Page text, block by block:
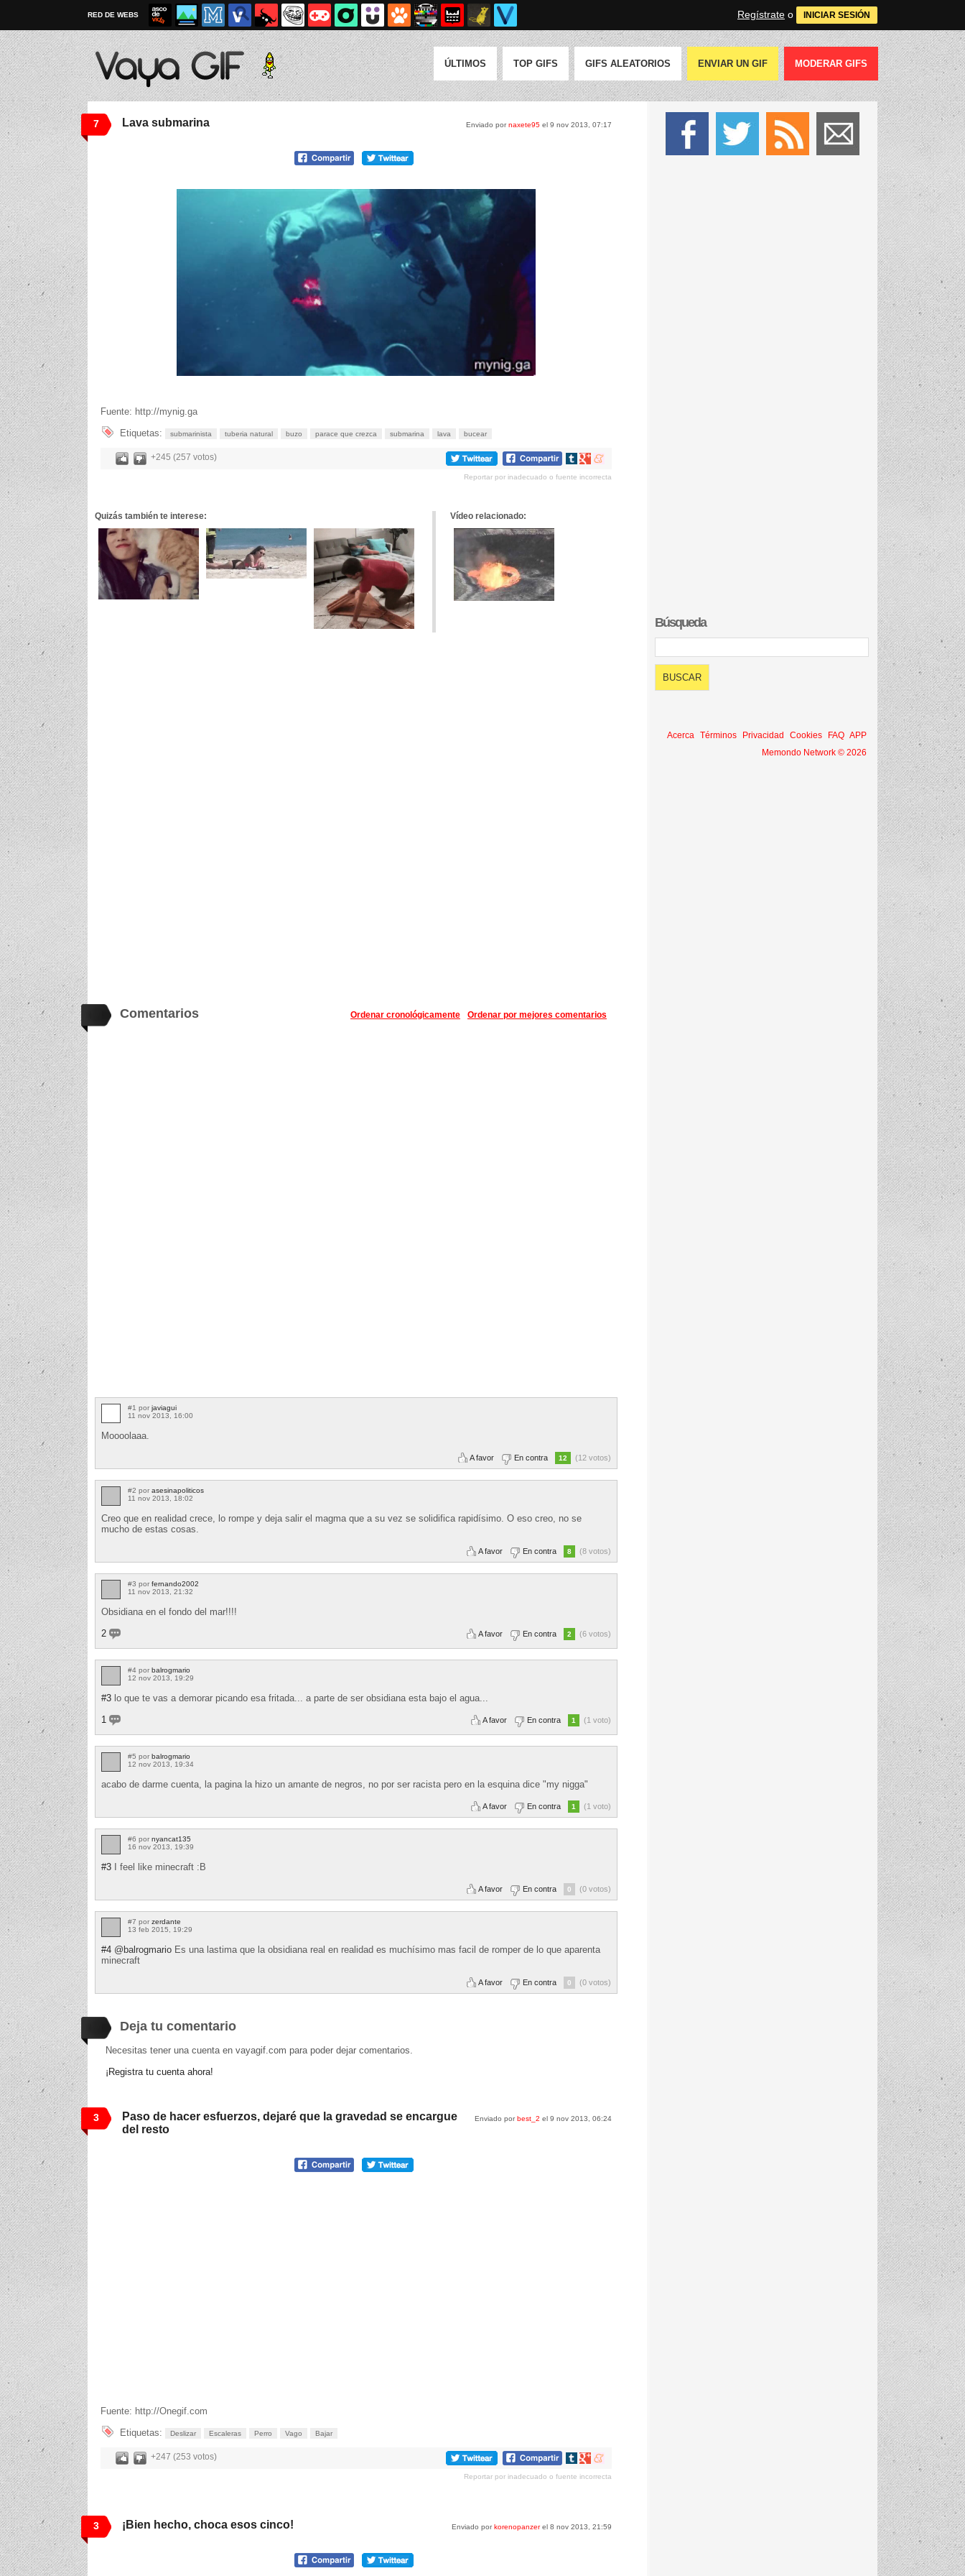
RED DE WEBS Regístrate o INICIAR SESIÓN
ÚLTIMOS TOP GIFS GIFS ALEATORIOS ENVIAR UN GIF MODERAR GIFS
7 Enviado pornaxete95 el 9 nov 2013, 07:17
Lava submarina
Fuente: http://mynig.ga
Etiquetas:
submarinista tuberia natural buzo parace que crezca submarina lava bucear
+245 (257 votos)
Compartir
tumblr
Compartir
Google+
Compartir
meneame
Reportar por inadecuado o fuente incorrecta
Quizás también te interese: Vídeo relacionado:
Comentarios Ordenar por mejores comentarios
Ordenar cronológicamente
#1 por javiagui
11 nov 2013, 16:00
Moooolaaa.
A favor En contra 12 (12 votos)
#2 por asesinapoliticos
11 nov 2013, 18:02
Creo que en realidad crece, lo rompe y deja salir el magma que a su vez se solidifica rapidísimo. O eso creo, no se
mucho de estas cosas.
A favor En contra 8 (8 votos)
#3 por fernando2002
11 nov 2013, 21:32
Obsidiana en el fondo del mar!!!!
2
A favor En contra 2 (6 votos)
#4 por balrogmario
12 nov 2013, 19:29
#3 lo que te vas a demorar picando esa fritada... a parte de ser obsidiana esta bajo el agua...
1
A favor En contra 1 (1 voto)
#5 por balrogmario
12 nov 2013, 19:34
acabo de darme cuenta, la pagina la hizo un amante de negros, no por ser racista pero en la esquina dice "my nigga"
A favor En contra 1 (1 voto)
#6 por nyancat135
16 nov 2013, 19:39
#3 I feel like minecraft :B
A favor En contra 0 (0 votos)
#7 por zerdante
13 feb 2015, 19:29
#4 @balrogmario Es una lastima que la obsidiana real en realidad es muchísimo mas facil de romper de lo que aparenta
minecraft
A favor En contra 0 (0 votos)
Deja tu comentario
Necesitas tener una cuenta en vayagif.com para poder dejar comentarios.
¡Registra tu cuenta ahora!
3 Enviado porbest_2 el 9 nov 2013, 06:24
Paso de hacer esfuerzos, dejaré que la gravedad se encargue
del resto
Fuente: http://Onegif.com
Etiquetas:
Deslizar Escaleras Perro Vago Bajar
+247 (253 votos)
Compartir
tumblr
Compartir
Google+
Compartir
meneame
Reportar por inadecuado o fuente incorrecta
3 Enviado porkorenopanzerel 8 nov 2013, 21:59
¡Bien hecho, choca esos cinco!
Búsqueda
Acerca Términos Privacidad Cookies FAQ APP
Memondo Network © 2026